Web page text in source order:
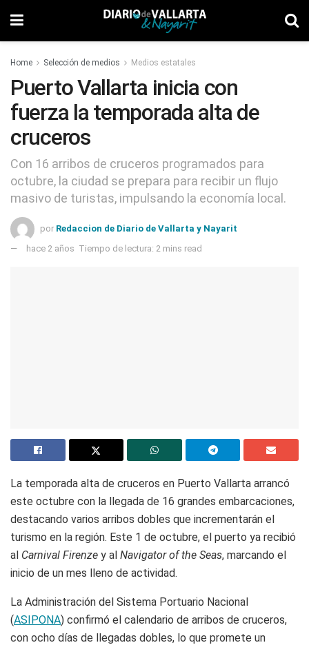
Home Selección de medios Medios estatales
Puerto Vallarta inicia con
fuerza la temporada alta de
cruceros
Con 16 arribos de cruceros programados para
octubre, la ciudad se prepara para recibir un flujo
masivo de turistas, impulsando la economía local.
por Redaccion de Diario de Vallarta y Nayarit
hace 2 años Tiempo de lectura: 2 mins read
La temporada alta de cruceros en Puerto Vallarta arrancó
este octubre con la llegada de 16 grandes embarcaciones,
destacando varios arribos dobles que incrementarán el
turismo en la región. Este 1 de octubre, el puerto ya recibió
al Carnival Firenze y al Navigator of the Seas, marcando el
inicio de un mes lleno de actividad.
La Administración del Sistema Portuario Nacional
(ASIPONA) confirmó el calendario de arribos de cruceros,
con ocho días de llegadas dobles, lo que promete un